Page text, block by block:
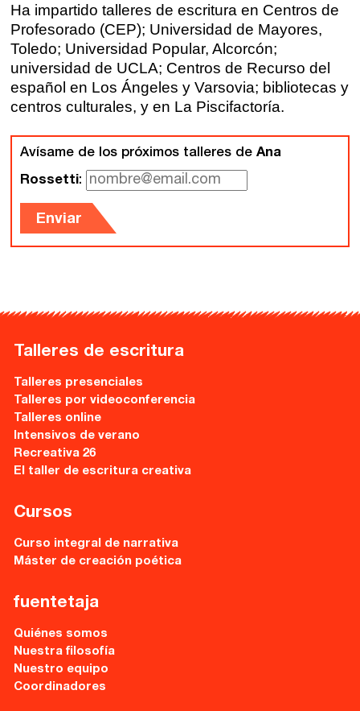
Santander
Gijón
Palma
Las Palmas
Quiénes somos
Nuestra filosofía
Nuestro equipo
Coordinadores
Comunidad
Club de Escritura
Recursos
Asesoría y Corrección
Directorios
Contacto
Escríbenos
Guía Rápida
Dónde estamos
Ha impartido talleres de escritura en Centros de
Profesorado (CEP); Universidad de Mayores,
Toledo; Universidad Popular, Alcorcón;
universidad de UCLA; Centros de Recurso del
español en Los Ángeles y Varsovia; bibliotecas y
centros culturales, y en La Piscifactoría.
Avísame de los próximos talleres de Ana
Rossetti:
Enviar
Talleres de escritura
Talleres presenciales
Talleres por videoconferencia
Talleres online
Intensivos de verano
Recreativa 26
El taller de escritura creativa
Cursos
Curso integral de narrativa
Máster de creación poética
fuentetaja
Quiénes somos
Nuestra filosofía
Nuestro equipo
Coordinadores